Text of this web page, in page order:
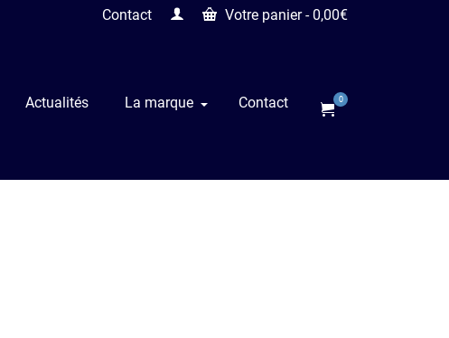
Contact Votre panier- 0,00€
Actualités La marque Contact 0